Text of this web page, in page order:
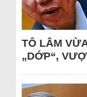
TÔ LÂM
„DỚP“,